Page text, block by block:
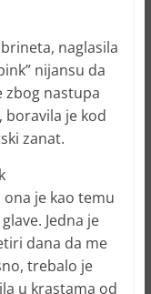
naglasila
nijansu da
zbog nastupa
boravila je kod
zanat.
je kao temu
Jedna je
dana da me
trebalo je
u krastama od